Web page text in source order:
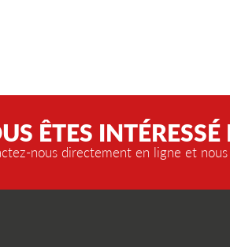
ÊTES
nous directement en ligne et